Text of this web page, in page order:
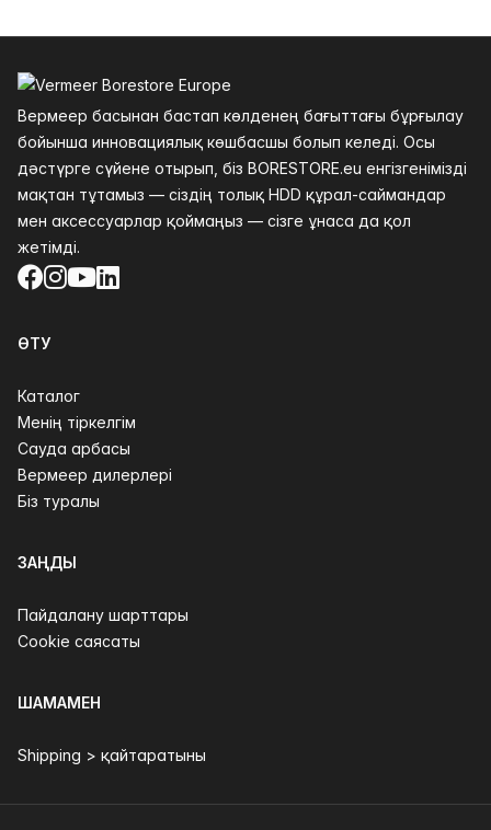
Вермеер басынан бастап көлденең бағыттағы бұрғылау
бойынша инновациялық көшбасшы болып келеді. Осы
дәстүрге сүйене отырып, біз BORESTORE.eu енгізгенімізді
мақтан тұтамыз — сіздің толық HDD құрал-саймандар
мен аксессуарлар қоймаңыз — сізге ұнаса да қол
жетімді.
Facebook
Instagram
YouTube
LinkedIn
ӨТУ
Каталог
Менің тіркелгім
Сауда арбасы
Вермеер дилерлері
Біз туралы
ЗАҢДЫ
Пайдалану шарттары
Cookie саясаты
ШАМАМЕН
Shipping > қайтаратыны